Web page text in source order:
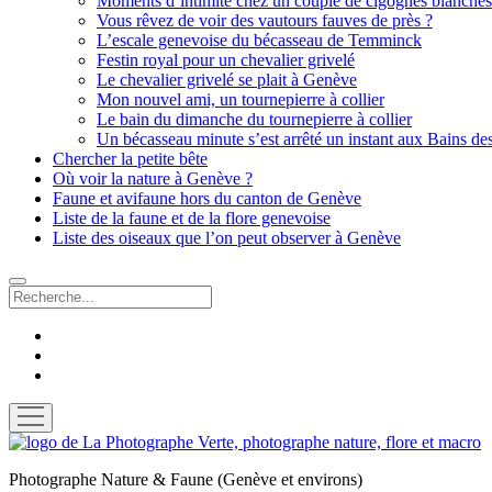
Vous rêvez de voir des vautours fauves de près ?
L’escale genevoise du bécasseau de Temminck
Festin royal pour un chevalier grivelé
Le chevalier grivelé se plait à Genève
Mon nouvel ami, un tournepierre à collier
Le bain du dimanche du tournepierre à collier
Un bécasseau minute s’est arrêté un instant aux Bains
Chercher la petite bête
Où voir la nature à Genève ?
Faune et avifaune hors du canton de Genève
Liste de la faune et de la flore genevoise
Liste des oiseaux que l’on peut observer à Genève
Recherche
ouvrir
menu
La
Verte
Photographe Nature & Faune (Genève et environs)